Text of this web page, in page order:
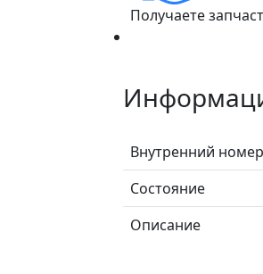
Получаете
Внутренний номер
Состояние
Описание